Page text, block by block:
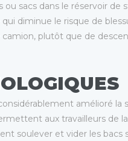
sacs dans le réservoir de
diminue le risque de
plutôt que de
amélioré la
aux travailleurs de
soulever et vider les bacs